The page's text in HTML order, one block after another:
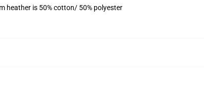
heather is 50% cotton/ 50% polyester